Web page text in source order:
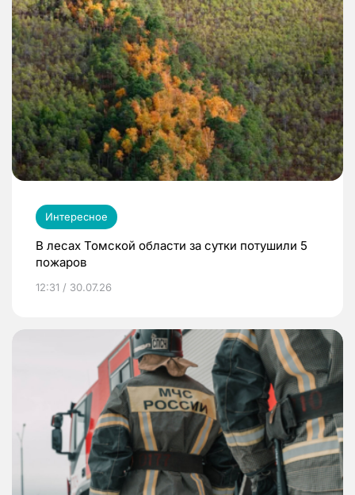
Интересное
В лесах Томской области за сутки потушили 5
пожаров
12:31 / 30.07.26